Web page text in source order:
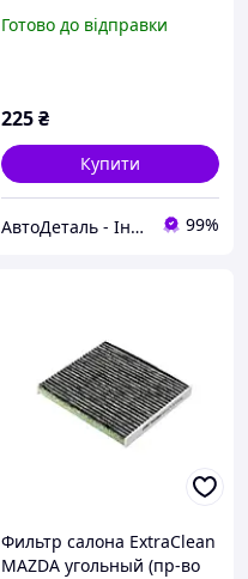
RF2392CWB
Готово до відправки
225₴
Купити
АвтоДеталь - Інтернет-магазин запчастин 99%
Фильтр салона ExtraClean
MAZDA угольный (пр-во